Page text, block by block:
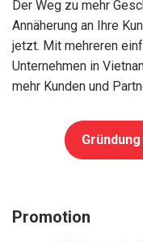
Der Weg zu mehr
Annäherung an Ihre
jetzt. Mit mehreren
Unternehmen in
mehr Kunden und
Promotion